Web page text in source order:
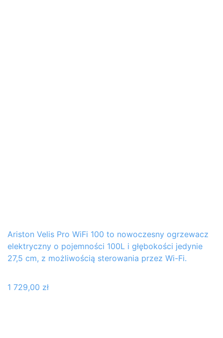
Ariston Velis Pro WiFi 100 to nowoczesny ogrzewacz
elektryczny o pojemności 100L i głębokości jedynie
27,5 cm, z możliwością sterowania przez Wi-Fi.
1 729,00 zł